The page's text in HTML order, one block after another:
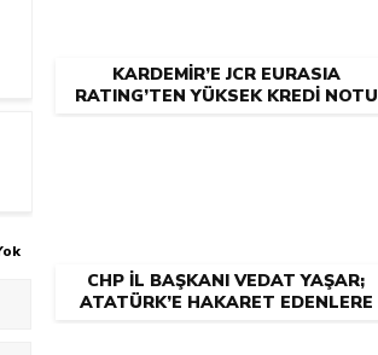
KARDEMİR’E JCR EURASIA
RATING’TEN YÜKSEK KREDİ NOTU
CHP İL BAŞKANI VEDAT YAŞAR;
ATATÜRK’E HAKARET EDENLERE